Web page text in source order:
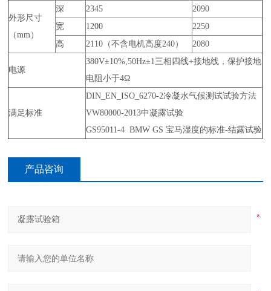
外形尺寸
（mm）
深 2345
2090
宽
1200
2250
高
2110（不含电机高度240） 2080
电源
380V±10%,50Hz±1三相四线+接地线，保护接地
电阻小于4Ω
满足标准
DIN_EN_ISO_6270-2冷凝水气候测试试验方法
VW80000-2013中凝露试验
GS95011-4 BMW GS 宝马湿度的标准-结露试验
产品咨询